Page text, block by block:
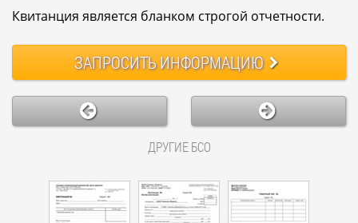
Квитанция является бланком строгой отчетности.
ЗАПРОСИТЬИНФОРМАЦИЮ
ДРУГИЕ БСО